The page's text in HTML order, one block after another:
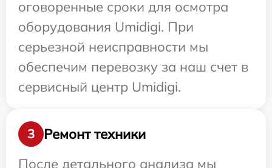
оговоренные сроки для осмотра
оборудования Umidigi. При
серьезной неисправности мы
обеспечим перевозку за наш счет в
сервисный центр Umidigi.
3
Ремонт техники
После детального анализа мы